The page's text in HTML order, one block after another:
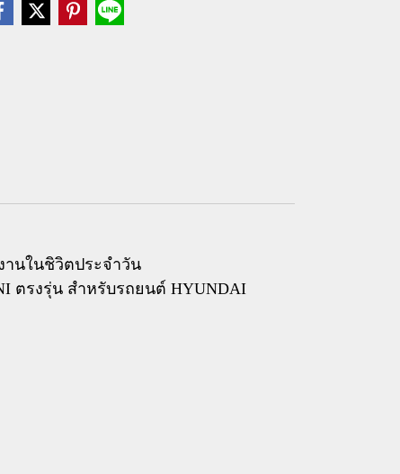
านในชิวิตประจำวัน
ตรงรุ่น สำหรับรถยนต์ HYUNDAI